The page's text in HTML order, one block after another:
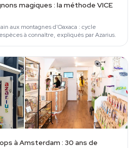
magiques : la méthode VICE
aux montagnes d'Oaxaca : cycle
à connaître, expliqués par Azarius.
à Amsterdam : 30 ans de